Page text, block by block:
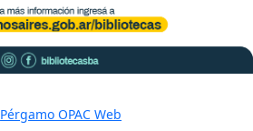
Pérgamo OPAC Web